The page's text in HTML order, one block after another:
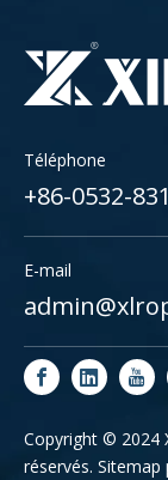
Téléphone
+86-0532-
E-mail
Copyright © 2024
réservés. Sitemap